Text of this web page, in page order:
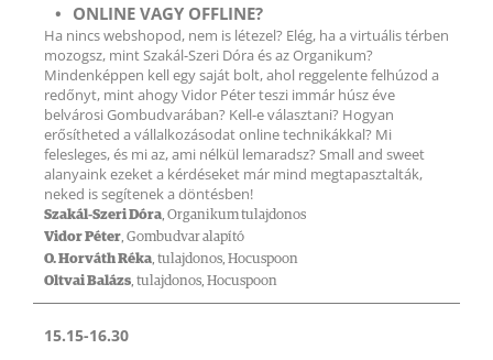
ONLINE VAGY OFFLINE?
Ha nincs webshopod, nem is létezel? Elég, ha a virtuális térben
mozogsz, mint Szakál-Szeri Dóra és az Organikum?
Mindenképpen kell egy saját bolt, ahol reggelente felhúzod a
redőnyt, mint ahogy Vidor Péter teszi immár húsz éve
belvárosi Gombudvarában? Kell-e választani? Hogyan
erősítheted a vállalkozásodat online technikákkal? Mi
felesleges, és mi az, ami nélkül lemaradsz? Small and sweet
alanyaink ezeket a kérdéseket már mind megtapasztalták,
neked is segítenek a döntésben!
Szakál-Szeri Dóra, Organikum tulajdonos
Vidor Péter, Gombudvar alapító
O. Horváth Réka, tulajdonos, Hocuspoon
Oltvai Balázs, tulajdonos, Hocuspoon
15.15-16.30